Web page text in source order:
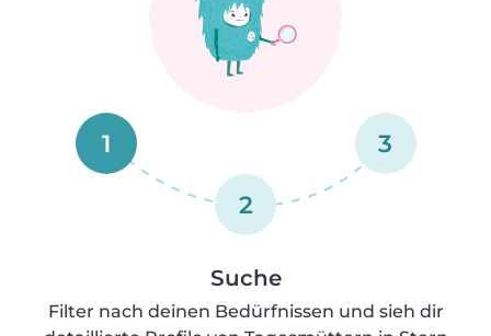
1
2
3
Suche
Filter nach deinen Bedürfnissen und sieh dir